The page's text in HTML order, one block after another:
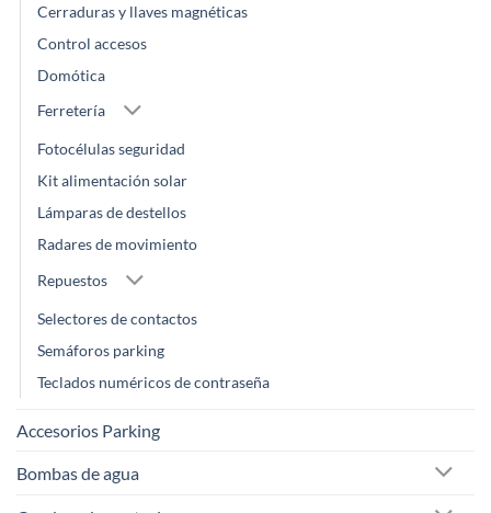
Cerraduras y llaves magnéticas
Control accesos
Domótica
Ferretería
Fotocélulas seguridad
Kit alimentación solar
Lámparas de destellos
Radares de movimiento
Repuestos
Selectores de contactos
Semáforos parking
Teclados numéricos de contraseña
Accesorios Parking
Bombas de agua